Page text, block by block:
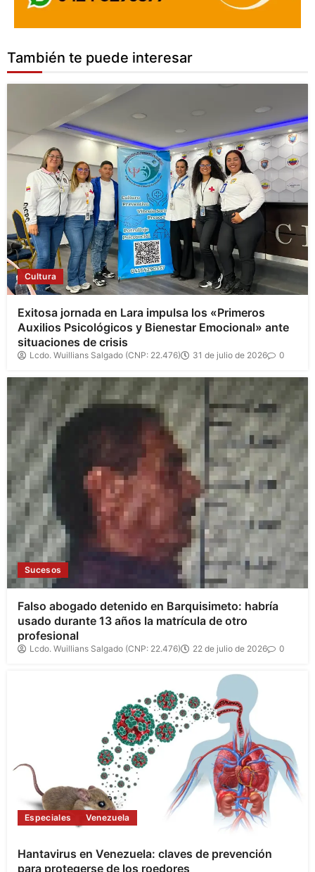
También te puede interesar
Cultura
Exitosa jornada en Lara impulsa los «Primeros
Auxilios Psicológicos y Bienestar Emocional» ante
situaciones de crisis
Lcdo. Wuillians Salgado (CNP: 22.476) 31 de julio de 2026 0
Sucesos
Falso abogado detenido en Barquisimeto: habría
usado durante 13 años la matrícula de otro
profesional
Lcdo. Wuillians Salgado (CNP: 22.476) 22 de julio de 2026 0
Especiales Venezuela
Hantavirus en Venezuela: claves de prevención
para protegerse de los roedores